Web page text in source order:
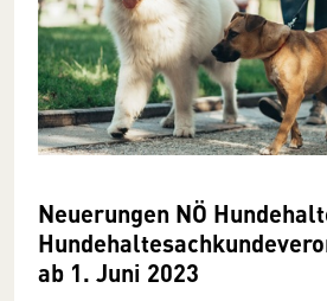
Neuerungen NÖ
ab 1. Juni 2023